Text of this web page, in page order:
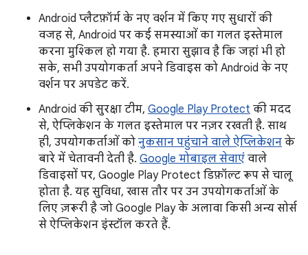
Android प्लैटफ़ॉर्म के नए वर्शन में किए गए सुधारों की
वजह से, Android पर कई समस्याओं का गलत इस्तेमाल
करना मुश्किल हो गया है. हमारा सुझाव है कि जहां भी हो
सके, सभी उपयोगकर्ता अपने डिवाइस को Android के नए
वर्शन पर अपडेट करें.
Android की सुरक्षा टीम, Google Play Protect की मदद
से, ऐप्लिकेशन के गलत इस्तेमाल पर नज़र रखती है. साथ
ही, उपयोगकर्ताओं को नुकसान पहुंचाने वाले ऐप्लिकेशन के
बारे में चेतावनी देती है. Google मोबाइल सेवाएं वाले
डिवाइसों पर, Google Play Protect डिफ़ॉल्ट रूप से चालू
होता है. यह सुविधा, खास तौर पर उन उपयोगकर्ताओं के
लिए ज़रूरी है जो Google Play के अलावा किसी अन्य सोर्स
से ऐप्लिकेशन इंस्टॉल करते हैं.